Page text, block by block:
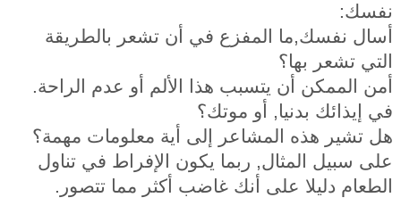
نفسك:
أسال نفسك,ما المفزع في أن تشعر بالطريقة
التي تشعر بها؟
أمن الممكن أن يتسبب هذا الألم أو عدم الراحة.
في إيذائك بدنيا, أو موتك؟
هل تشير هذه المشاعر إلى أية معلومات مهمة؟
على سبيل المثال, ربما يكون الإفراط في تناول
الطعام دليلا على أنك غاضب أكثر مما تتصور.